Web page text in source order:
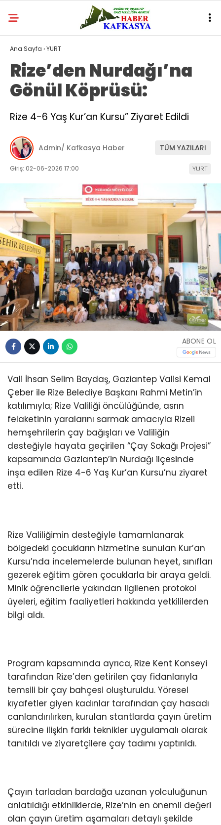
Ana Sayfa ›YURT
Rize’den Nurdağı’na
Gönül Köprüsü:
Rize 4-6 Yaş Kur’an Kursu” Ziyaret Edildi
Admin/ Kafkasya Haber TÜM YAZILARI
Giriş: 02-06-2026 17:00 YURT
ABONE OL
Vali İhsan Selim Baydaş, Gaziantep Valisi Kemal
Çeber ile Rize Belediye Başkanı Rahmi Metin’in
katılımıyla; Rize Valiliği öncülüğünde, asrın
felaketinin yaralarını sarmak amacıyla Rizeli
hemşehrilerin çay bağışları ve Valiliğin
desteğiyle hayata geçirilen “Çay Sokağı Projesi”
kapsamında Gaziantep’in Nurdağı ilçesinde
inşa edilen Rize 4-6 Yaş Kur’an Kursu’nu ziyaret
etti.
Rize Valiliğimin desteğiyle tamamlanarak
bölgedeki çocukların hizmetine sunulan Kur’an
Kursu’nda incelemelerde bulunan heyet, sınıfları
gezerek eğitim gören çocuklarla bir araya geldi.
Minik öğrencilerle yakından ilgilenen protokol
üyeleri, eğitim faaliyetleri hakkında yetkililerden
bilgi aldı.
Program kapsamında ayrıca, Rize Kent Konseyi
tarafından Rize’den getirilen çay fidanlarıyla
temsili bir çay bahçesi oluşturuldu. Yöresel
kıyafetler giyen kadınlar tarafından çay hasadı
canlandırılırken, kurulan stantlarda çayın üretim
sürecine ilişkin farklı teknikler uygulamalı olarak
tanıtıldı ve ziyaretçilere çay tadımı yaptırıldı.
Çayın tarladan bardağa uzanan yolculuğunun
anlatıldığı etkinliklerde, Rize’nin en önemli değeri
olan çayın üretim aşamaları detaylı şekilde